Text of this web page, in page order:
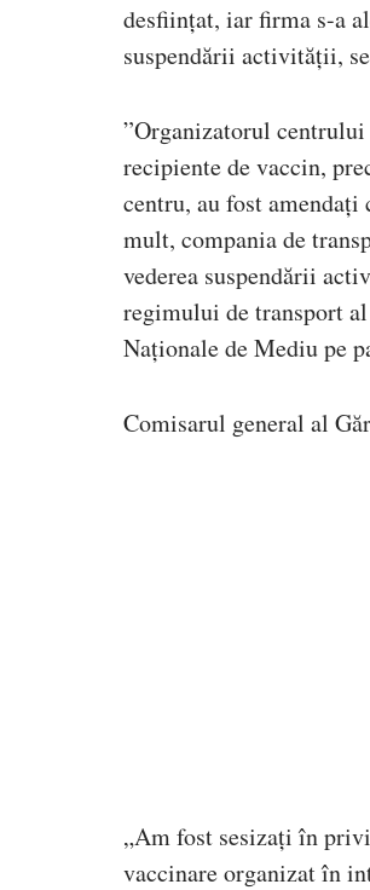
desființat, iar firma s-a
suspendării activității,
”Organizatorul
recipiente de vaccin,
centru, au fost
mult, compania de
vederea suspendării
regimului de transport
Naționale de Mediu pe
Comisarul general al
„Am fost sesizați în
vaccinare organizat în